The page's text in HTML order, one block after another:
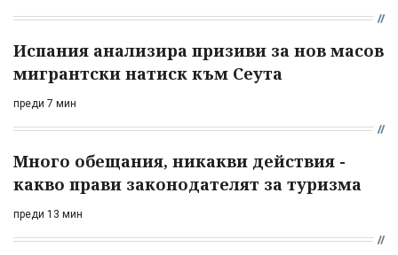
Испания анализира призиви за нов масов
мигрантски натиск към Сеута
преди 7 мин
Много обещания, никакви действия -
какво прави законодателят за туризма
преди 13 мин